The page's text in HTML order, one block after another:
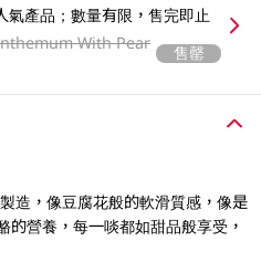
產品；數量有限，售完即止
With Pear
售罄
造，像豆腐花般的軟滑質感，像是
營養，每一啖都如甜品般享受，